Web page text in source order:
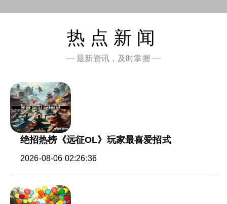
热点新闻
— 最新资讯，及时掌握 —
绝招热榜《远征OL》玩家最喜爱招式
2026-08-06 02:26:36